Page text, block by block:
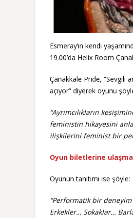
Esmeray’ın kendi
19.00’da Helix Room
Çanakkale Pride, “Sevgili
açıyor” diyerek oyunu
“Ayrımcılıkların
feministin hikayesini
ilişkilerini feminist bir
Oyun biletlerine
Oyunun tanıtımı ise şöyle:
“Performatik bir
Erkekler… Sokaklar…